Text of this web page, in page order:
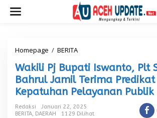
Homepage / BERITA
k
i
P
j
Wakili Pj Bupati Iswanto, Plt
Bahrul Jamil Terima Predikat
Kepatuhan Pelayanan Publik
Redaksi
Januari 22, 2025
BERITA, DAERAH 1129 Dilihat